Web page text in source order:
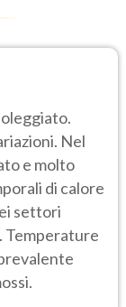
Nel
e molto
di calore
settori
Temperature